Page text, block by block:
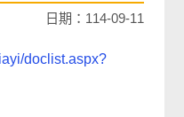
日期：114-09-11
doclist.aspx?